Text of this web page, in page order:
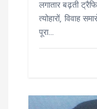
लगातार बढ़ती
त्योहारों, विवाह
पूरा…